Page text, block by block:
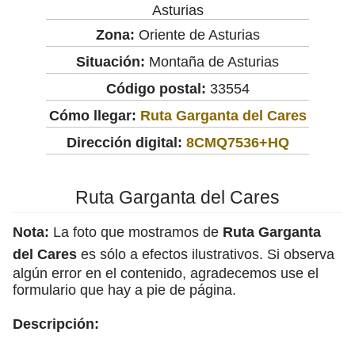
Asturias
Zona: Oriente de Asturias
Situación: Montaña de Asturias
Código postal: 33554
Cómo llegar: Ruta Garganta del Cares
Dirección digital: 8CMQ7536+HQ
Ruta Garganta del Cares
Nota: La foto que mostramos de Ruta Garganta
del Cares es sólo a efectos ilustrativos. Si observa
algún error en el contenido, agradecemos use el
formulario que hay a pie de página.
Descripción: